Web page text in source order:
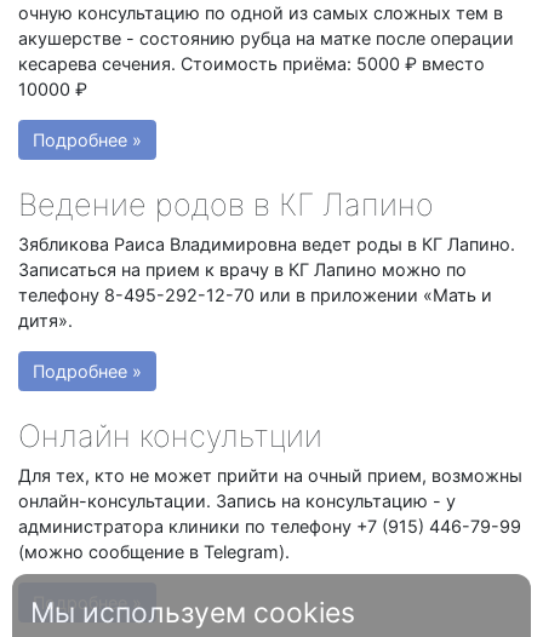
очную консультацию по одной из самых сложных тем в
акушерстве - состоянию рубца на матке после операции
кесарева сечения. Стоимость приёма: 5000 ₽ вместо
10000 ₽
Подробнее »
Ведение родов в КГ Лапино
Зябликова Раиса Владимировна ведет роды в КГ Лапино.
Записаться на прием к врачу в КГ Лапино можно по
телефону 8-495-292-12-70 или в приложении «Мать и
дитя».
Подробнее »
Онлайн консультции
Для тех, кто не может прийти на очный прием, возможны
онлайн-консультации. Запись на консультацию - у
администратора клиники по телефону +7 (915) 446-79-99
(можно сообщение в Telegram).
Подробнее »
Мы используем cookies